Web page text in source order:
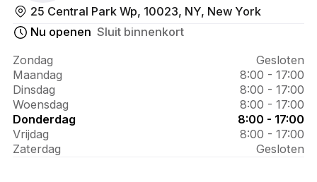
Over
Glowing
Sport
25 Central Park Wp, 10023, NY, New York
Nu openen Sluit binnenkort
Zondag
Gesloten
Maandag
8:00 - 17:00
Dinsdag
8:00 - 17:00
Woensdag
8:00 - 17:00
Donderdag
8:00 - 17:00
Vrijdag
8:00 - 17:00
Zaterdag
Gesloten